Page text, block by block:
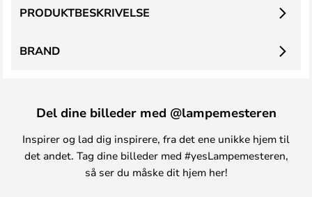
PRODUKTBESKRIVELSE
BRAND
Del dine billeder med @lampemesteren
Inspirer og lad dig inspirere, fra det ene unikke hjem til
det andet. Tag dine billeder med #yesLampemesteren,
så ser du måske dit hjem her!